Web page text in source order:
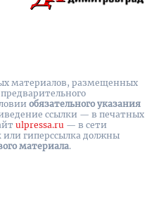
материалов, размещенных
обязательного указания
ссылки — в печатных
ulpressa.ru — в сети
гиперссылка должны
материала.